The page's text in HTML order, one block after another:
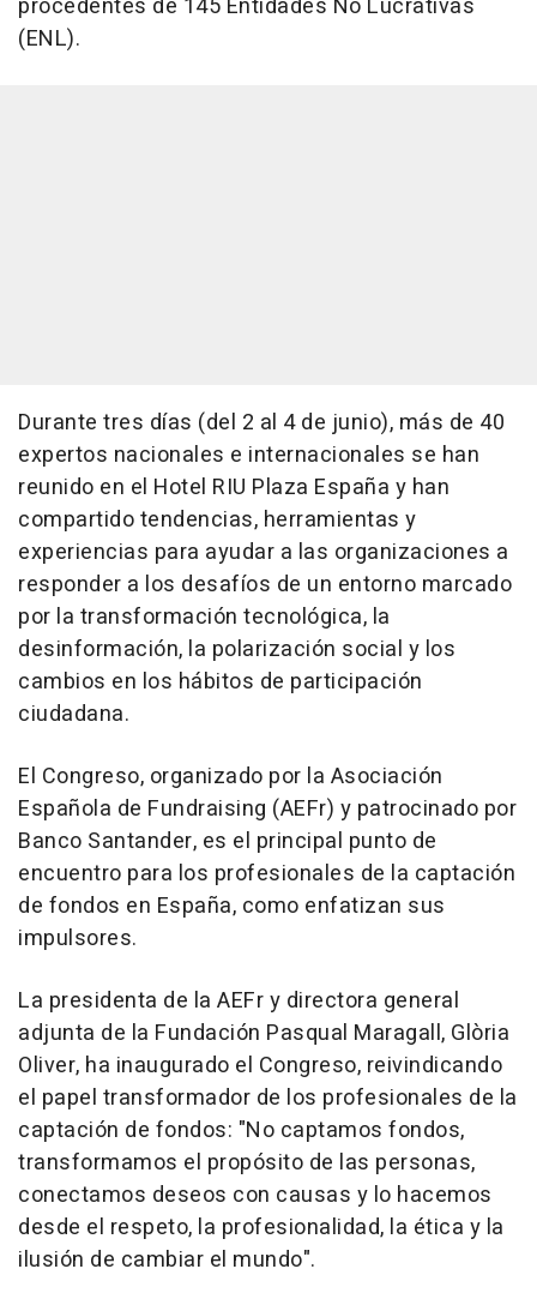
procedentes de 145 Entidades No Lucrativas
(ENL).
Durante tres días (del 2 al 4 de junio), más de 40
expertos nacionales e internacionales se han
reunido en el Hotel RIU Plaza España y han
compartido tendencias, herramientas y
experiencias para ayudar a las organizaciones a
responder a los desafíos de un entorno marcado
por la transformación tecnológica, la
desinformación, la polarización social y los
cambios en los hábitos de participación
ciudadana.
El Congreso, organizado por la Asociación
Española de Fundraising (AEFr) y patrocinado por
Banco Santander, es el principal punto de
encuentro para los profesionales de la captación
de fondos en España, como enfatizan sus
impulsores.
La presidenta de la AEFr y directora general
adjunta de la Fundación Pasqual Maragall, Glòria
Oliver, ha inaugurado el Congreso, reivindicando
el papel transformador de los profesionales de la
captación de fondos: "No captamos fondos,
transformamos el propósito de las personas,
conectamos deseos con causas y lo hacemos
desde el respeto, la profesionalidad, la ética y la
ilusión de cambiar el mundo".